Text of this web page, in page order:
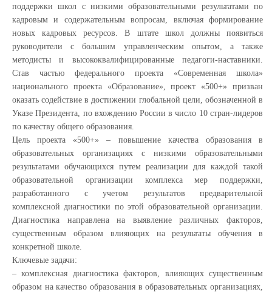
поддержки школ с низкими образовательными результатами по
кадровым и содержательным вопросам, включая формирование
новых кадровых ресурсов. В штате школ должны появиться
руководители с большим управленческим опытом, а также
методисты и высококвалифицированные педагоги-наставники.
Став частью федерального проекта «Современная школа»
национального проекта «Образование», проект «500+» призван
оказать содействие в достижении глобальной цели, обозначенной в
Указе Президента, по вхождению России в число 10 стран-лидеров
по качеству общего образования.
Цель проекта «500+» – повышение качества образования в
образовательных организациях с низкими образовательными
результатами обучающихся путем реализации для каждой такой
образовательной организации комплекса мер поддержки,
разработанного с учетом результатов предварительной
комплексной диагностики по этой образовательной организации.
Диагностика направлена на выявление различных факторов,
существенным образом влияющих на результаты обучения в
конкретной школе.
Ключевые задачи:
– комплексная диагностика факторов, влияющих существенным
образом на качество образования в образовательных организациях,